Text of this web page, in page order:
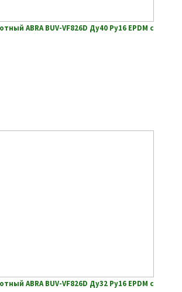
ABRA BUV-VF826D Ду40 Ру16 EPDM с
ABRA BUV-VF826D Ду32 Ру16 EPDM с